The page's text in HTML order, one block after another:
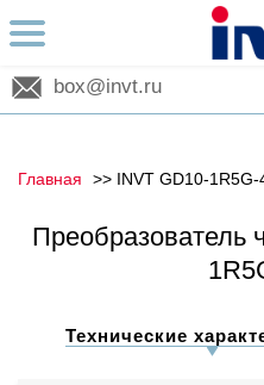
box@invt.ru
Главная INVT GD10-1R5G-
Преобразователь
Технические